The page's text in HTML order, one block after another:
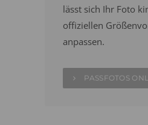
lässt sich Ihr Foto
offiziellen
anpassen.
PASSFOTOS